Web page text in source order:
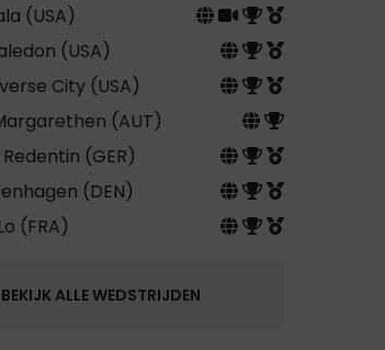
(USA)
(USA)
City (USA)
(AUT)
(GER)
(DEN)
(FRA)
BEKIJK ALLE WEDSTRIJDEN